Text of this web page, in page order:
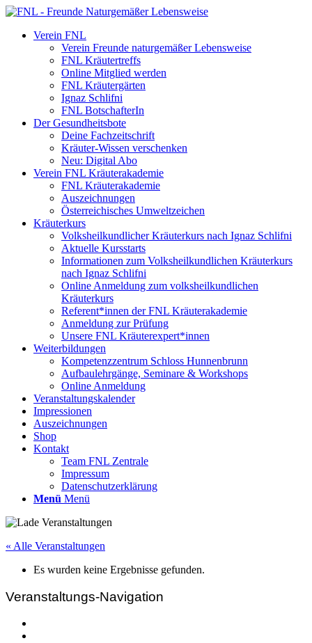
Verein FNL
Verein Freunde naturgemäßer Lebensweise
FNL Kräutertreffs
Online Mitglied werden
FNL Kräutergärten
Ignaz Schlifni
FNL BotschafterIn
Der Gesundheitsbote
Deine Fachzeitschrift
Kräuter-Wissen verschenken
Neu: Digital Abo
Verein FNL Kräuterakademie
FNL Kräuterakademie
Auszeichnungen
Österreichisches Umweltzeichen
Kräuterkurs
Volksheilkundlicher Kräuterkurs nach Ignaz Schlifni
Aktuelle Kursstarts
Informationen zum Volksheilkundlichen Kräuterkurs
nach Ignaz Schlifni
Online Anmeldung zum volksheilkundlichen
Kräuterkurs
Referent*innen der FNL Kräuterakademie
Anmeldung zur Prüfung
Unsere FNL Kräuterexpert*innen
Weiterbildungen
Kompetenzzentrum Schloss Hunnenbrunn
Aufbaulehrgänge, Seminare & Workshops
Online Anmeldung
Veranstaltungskalender
Impressionen
Auszeichnungen
Shop
Kontakt
Team FNL Zentrale
Impressum
Datenschutzerklärung
Menü Menü
« Alle Veranstaltungen
Es wurden keine Ergebnisse gefunden.
Veranstaltungs-Navigation